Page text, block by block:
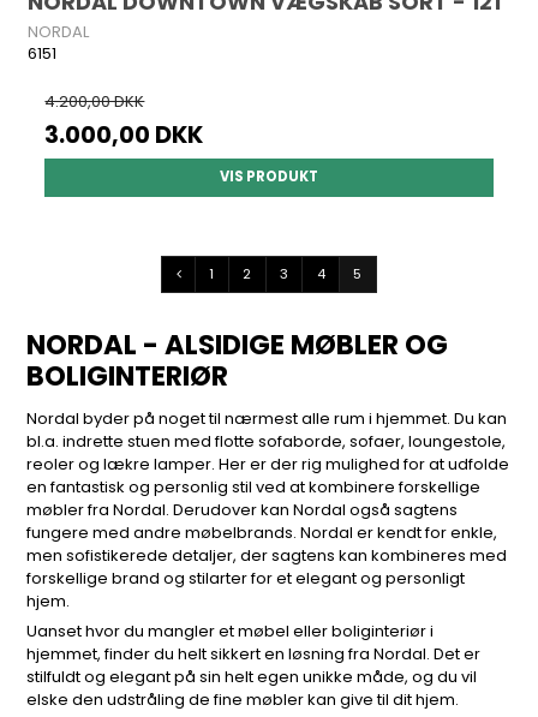
NORDAL
6151
4.200,00 DKK
3.000,00 DKK
VIS PRODUKT
1 2 3 4 5
NORDAL - ALSIDIGE MØBLER OG
BOLIGINTERIØR
Nordal byder på noget til nærmest alle rum i hjemmet. Du kan
bl.a. indrette stuen med flotte sofaborde, sofaer, loungestole,
reoler og lækre lamper. Her er der rig mulighed for at udfolde
en fantastisk og personlig stil ved at kombinere forskellige
møbler fra Nordal. Derudover kan Nordal også sagtens
fungere med andre møbelbrands. Nordal er kendt for enkle,
men sofistikerede detaljer, der sagtens kan kombineres med
forskellige brand og stilarter for et elegant og personligt
hjem.
Uanset hvor du mangler et møbel eller boliginteriør i
hjemmet, finder du helt sikkert en løsning fra Nordal. Det er
stilfuldt og elegant på sin helt egen unikke måde, og du vil
elske den udstråling de fine møbler kan give til dit hjem.